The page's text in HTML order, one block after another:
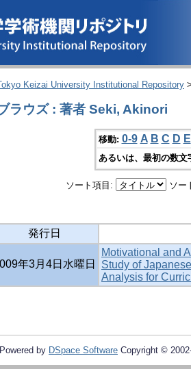
Keizai University Institutional Repository
ラウズ : 著者 Seki, Akinori
移動: 0-9 A B C D E
あるいは、最初の数
ソート項目: ソー
発行日
年3月4日水曜日
Motivational and
Study of
Analysis for
Powered by DSpace Software Copyright ©